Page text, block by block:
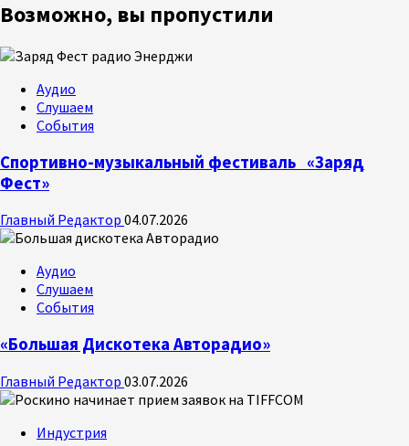
Возможно, вы пропустили
Аудио
Слушаем
События
Спортивно-музыкальный фестиваль «Заряд
Фест»
Главный Редактор 04.07.2026
Аудио
Слушаем
События
«Большая Дискотека Авторадио»
Главный Редактор 03.07.2026
Индустрия